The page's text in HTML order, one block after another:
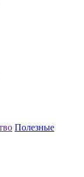
Полезные